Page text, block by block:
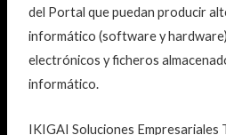
del Portal que puedan producir
informático (software y
electrónicos y ficheros
informático.
IKIGAI Soluciones Empresariales